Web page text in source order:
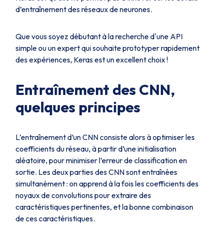
d’entraînement des réseaux de neurones.
Que vous soyez débutant à la recherche d'une API
simple ou un expert qui souhaite prototyper rapidement
des expériences, Keras est un excellent choix !
Entraînement des CNN,
quelques principes
L’entraînement d’un CNN consiste alors à optimiser les
coefficients du réseau, à partir d’une initialisation
aléatoire, pour minimiser l’erreur de classification en
sortie. Les deux parties des CNN sont entraînées
simultanément : on apprend à la fois les coefficients des
noyaux de convolutions pour extraire des
caractéristiques pertinentes, et la bonne combinaison
de ces caractéristiques.